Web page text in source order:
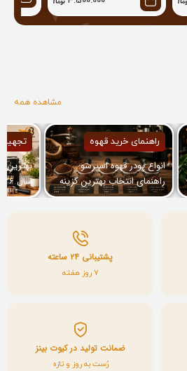
مشاهده همه
راهنمای خرید قهوه
انواع پودر قهوه اسپرسو:
راهنمای انتخاب بهترین گزینه
برای دستگاه شما
بهترین
معرفی
پشتیبانی ۲۴ ساعته
7 روز هفته
ضمانت تولید در کیوت بینز
رُست به روز و تازه